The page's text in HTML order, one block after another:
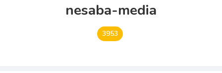
nesaba-media
3953